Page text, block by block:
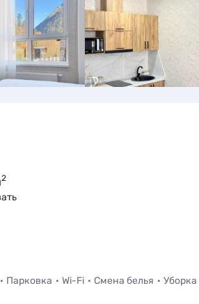
2
Парковка Wi-Fi Смена белья Уборка